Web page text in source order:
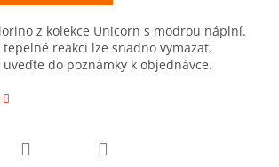
z kolekce Unicorn s modrou náplní.
reakci lze snadno vymazat.
do poznámky k objednávce.